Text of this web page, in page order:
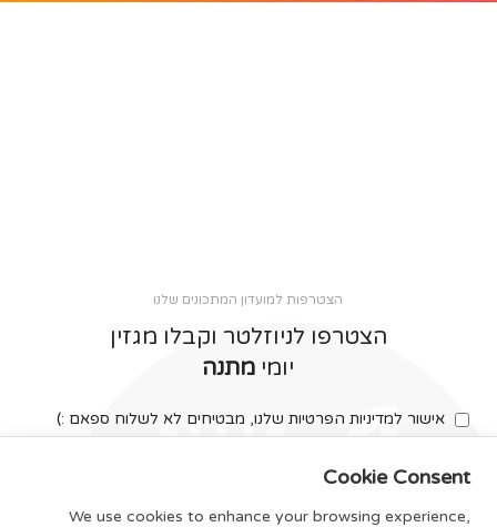
הצטרפות למועדון המתכונים שלנו
הצטרפו לניוזלטר וקבלו מגזין
יומי מתנה
אישור למדיניות הפרטיות שלנו, מבטיחים לא לשלוח ספאם :)
Cookie Consent
We use cookies to enhance your browsing experience,